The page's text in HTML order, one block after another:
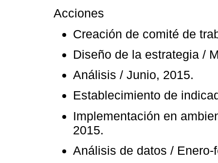
Acciones
Creación de comité de
Diseño de la estrategia /
Análisis / Junio, 2015.
Establecimiento de
Implementación en
2015.
Análisis de datos / Enero-